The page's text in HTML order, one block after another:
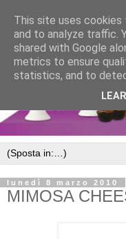
lunedì 8 marzo 2010
MIMOSA
This site uses
and to analyze traffic.
shared with Google
metrics to ensure
statistics, and to